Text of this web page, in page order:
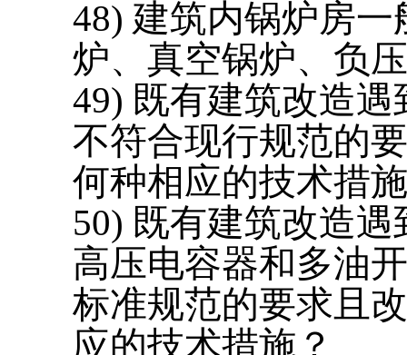
48) 建筑内锅炉房
炉、真空锅炉、负
49) 既有建筑改造
不符合现行规范的
何种相应的技术措
50) 既有建筑改造
高压电容器和多油
标准规范的要求且
应的技术措施？